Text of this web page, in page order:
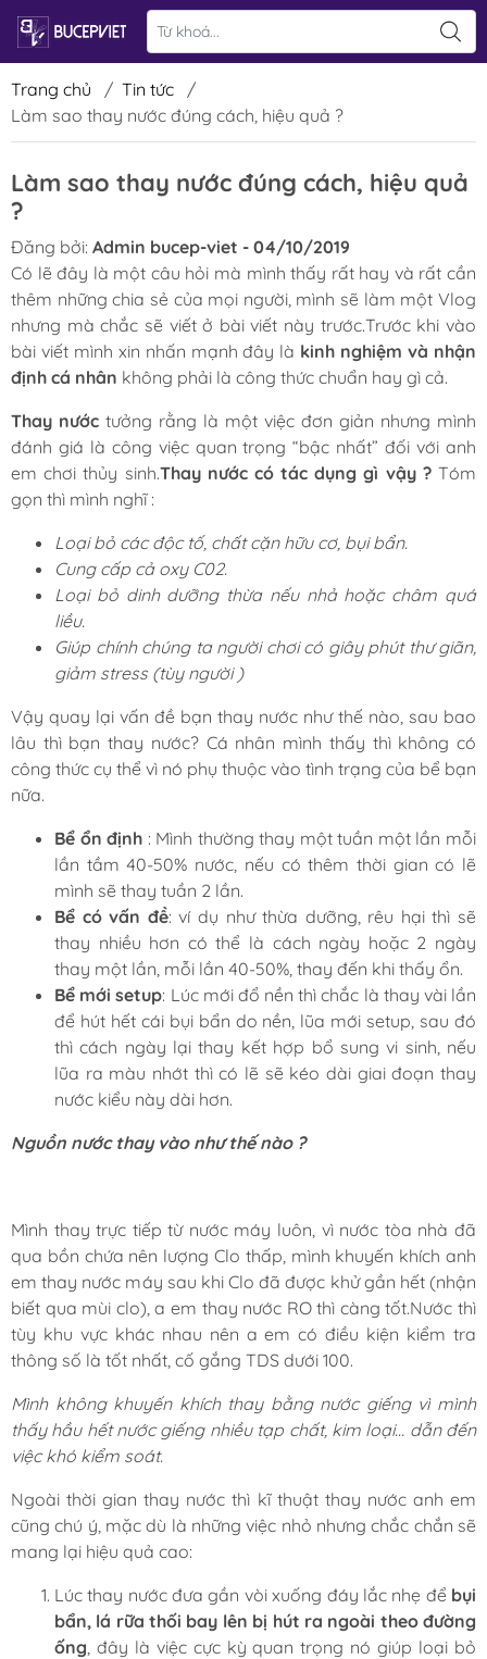
Trang chủ / Tin tức
/
Làm sao thay nước đúng cách, hiệu quả ?
Làm sao thay nước đúng cách, hiệu quả
?
Đăng bởi: Admin bucep-viet - 04/10/2019
Có lẽ đây là một câu hỏi mà mình thấy rất hay và rất cần
thêm những chia sẻ của mọi người, mình sẽ làm một Vlog
nhưng mà chắc sẽ viết ở bài viết này trước.Trước khi vào
bài viết mình xin nhấn mạnh đây là kinh nghiệm và nhận
định cá nhân không phải là công thức chuẩn hay gì cả.
Thay nước tưởng rằng là một việc đơn giản nhưng mình
đánh giá là công việc quan trọng “bậc nhất” đối với anh
em chơi thủy sinh.Thay nước có tác dụng gì vậy ?Tóm
gọn thì mình nghĩ :
Loại bỏ các độc tố, chất cặn hữu cơ, bụi bẩn.
Cung cấp cả oxy C02.
Loại bỏ dinh dưỡng thừa nếu nhả hoặc châm quá
liều.
Giúp chính chúng ta người chơi có giây phút thư giãn,
giảm stress (tùy người )
Vậy quay lại vấn đề bạn thay nước như thế nào, sau bao
lâu thì bạn thay nước? Cá nhân mình thấy thì không có
công thức cụ thể vì nó phụ thuộc vào tình trạng của bể bạn
nữa.
Bể ổn định : Mình thường thay một tuần một lần mỗi
lần tầm 40-50% nước, nếu có thêm thời gian có lẽ
mình sẽ thay tuần 2 lần.
Bể có vấn đề: ví dụ như thừa dưỡng, rêu hại thì sẽ
thay nhiều hơn có thể là cách ngày hoặc 2 ngày
thay một lần, mỗi lần 40-50%, thay đến khi thấy ổn.
Bể mới setup: Lúc mới đổ nền thì chắc là thay vài lần
để hút hết cái bụi bẩn do nền, lũa mới setup, sau đó
thì cách ngày lại thay kết hợp bổ sung vi sinh, nếu
lũa ra màu nhớt thì có lẽ sẽ kéo dài giai đoạn thay
nước kiểu này dài hơn.
Nguồn nước thay vào như thế nào ?
Mình thay trực tiếp từ nước máy luôn, vì nước tòa nhà đã
qua bồn chứa nên lượng Clo thấp, mình khuyến khích anh
em thay nước máy sau khi Clo đã được khử gần hết (nhận
biết qua mùi clo), a em thay nước RO thì càng tốt.Nước thì
tùy khu vực khác nhau nên a em có điều kiện kiểm tra
thông số là tốt nhất, cố gắng TDS dưới 100.
Mình không khuyến khích thay bằng nước giếng vì mình
thấy hầu hết nước giếng nhiều tạp chất, kim loại… dẫn đến
việc khó kiểm soát.
Ngoài thời gian thay nước thì kĩ thuật thay nước anh em
cũng chú ý, mặc dù là những việc nhỏ nhưng chắc chắn sẽ
mang lại hiệu quả cao:
Lúc thay nước đưa gần vòi xuống đáy lắc nhẹ để bụi
bẩn, lá rữa thối bay lên bị hút ra ngoài theo đường
ống, đây là việc cực kỳ quan trọng nó giúp loại bỏ